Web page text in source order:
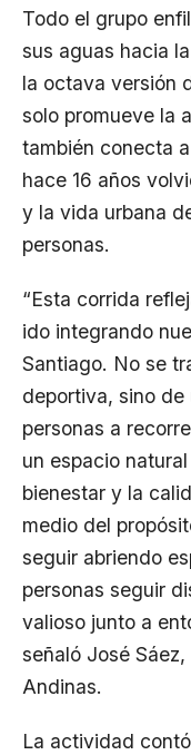
Todo el grupo
sus aguas hacia
la octava versión
solo promueve la
también conecta
hace 16 años
y la vida urbana
personas.
“Esta corrida
ido integrando
Santiago. No se
deportiva, sino de
personas a
un espacio
bienestar y la
medio del
seguir abriendo
personas seguir
valioso junto a
señaló José
Andinas.
La actividad